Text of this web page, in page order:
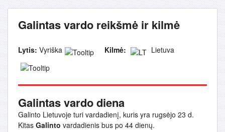
Galintas vardo reikšmė ir kilmė
Lytis: Vyriška Kilmė: Lietuva
Galintas vardo diena
Galinto Lietuvoje turi vardadienį, kuris yra rugsėjo 23 d.
Kitas Galinto vardadienis bus po 44 dienų.